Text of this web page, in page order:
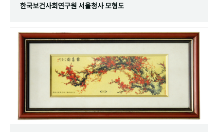
한국보건사회연구원 서울청사 모형도